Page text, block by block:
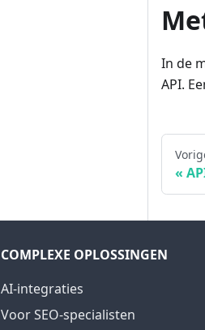
In de
API.
COMPLEXE OPLOSSINGEN
AI-integraties
Voor SEO-specialisten